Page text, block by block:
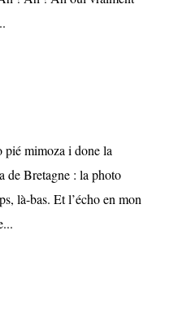
mimoza i done la
Bretagne : la photo
là-bas. Et l’écho en mon